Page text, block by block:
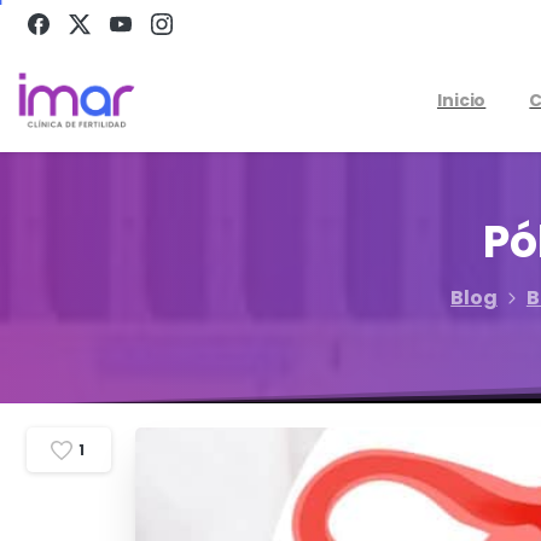
Inicio
Blog
1